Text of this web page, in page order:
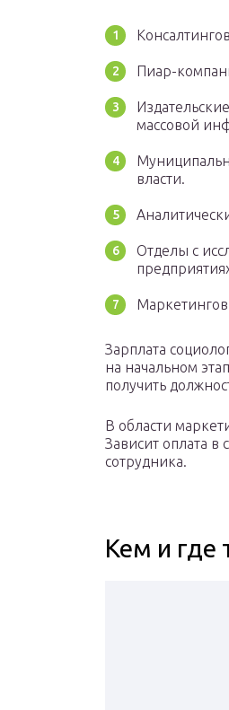
Пиар-
массовой
власти.
Отделы с
Зарплата
на начальном
получить
В области
Зависит оплата
сотрудника.
Кем и где